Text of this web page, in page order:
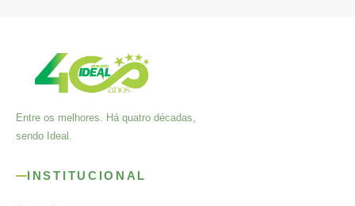
Entre os melhores. Há quatro décadas,
sendo Ideal.
INSTITUCIONAL